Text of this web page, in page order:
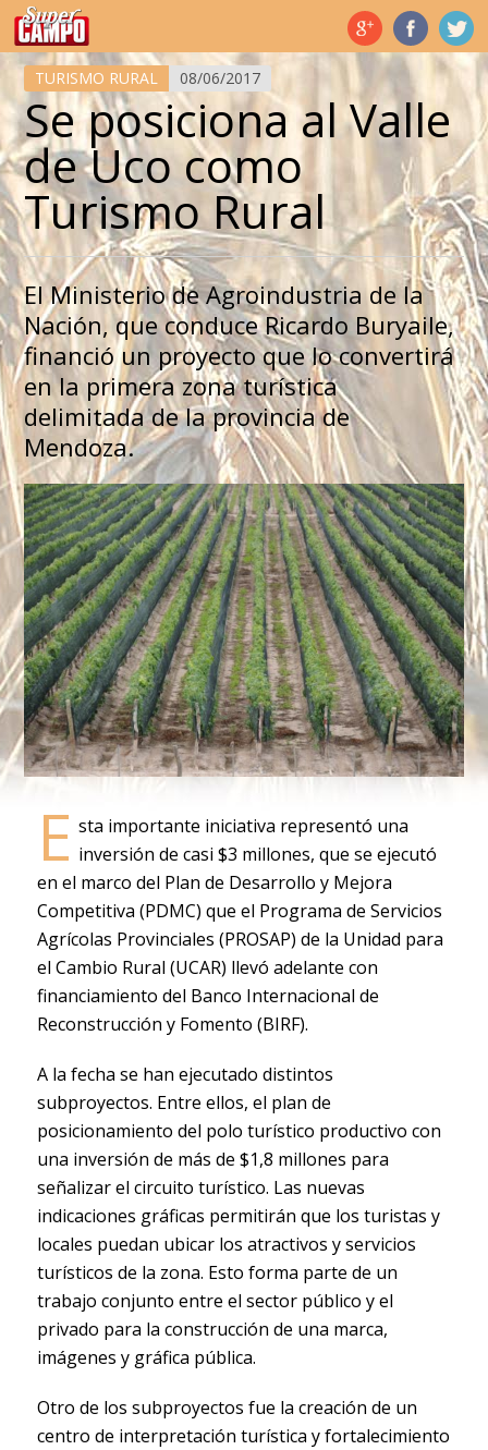
Temas de hoy
TURISMO RURAL 08/06/2017
Se posiciona al Valle
de Uco como
Turismo Rural
El Ministerio de Agroindustria de la
Nación, que conduce Ricardo Buryaile,
financió un proyecto que lo convertirá
en la primera zona turística
delimitada de la provincia de
Mendoza.
E sta importante iniciativa representó una
inversión de casi $3 millones, que se ejecutó
en el marco del Plan de Desarrollo y Mejora
Competitiva (PDMC) que el Programa de Servicios
Agrícolas Provinciales (PROSAP) de la Unidad para
el Cambio Rural (UCAR) llevó adelante con
financiamiento del Banco Internacional de
Reconstrucción y Fomento (BIRF).
A la fecha se han ejecutado distintos
subproyectos. Entre ellos, el plan de
posicionamiento del polo turístico productivo con
una inversión de más de $1,8 millones para
señalizar el circuito turístico. Las nuevas
indicaciones gráficas permitirán que los turistas y
locales puedan ubicar los atractivos y servicios
turísticos de la zona. Esto forma parte de un
trabajo conjunto entre el sector público y el
privado para la construcción de una marca,
imágenes y gráfica pública.
Otro de los subproyectos fue la creación de un
centro de interpretación turística y fortalecimiento